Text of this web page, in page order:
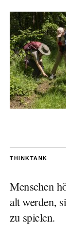
THINKTANK
Menschen
alt werden,
zu spielen.